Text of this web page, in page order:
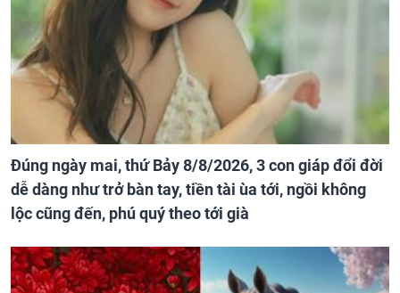
Đúng ngày mai, thứ Bảy 8/8/2026, 3 con giáp đổi đời
dễ dàng như trở bàn tay, tiền tài ùa tới, ngồi không
lộc cũng đến, phú quý theo tới già